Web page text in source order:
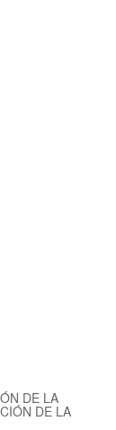
DE LA
DE LA